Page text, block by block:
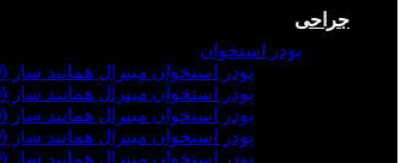
جراحی
پودر استخوان
پودر استخوان مینرال همانند ساز (150-500)
پودر استخوان مینرال همانند ساز (150-1000)
پودر استخوان مینرال همانند ساز (150-2000)
پودر استخوان مینرال همانند ساز (500-1000)
پودر استخوان مینرال همانند ساز (1000-2000)